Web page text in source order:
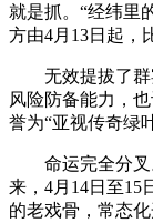
就是抓。“经纬里
方由4月13日起，
无效提拔了群
风险防备能力，
誉为“亚视传奇绿
命运完全分叉
来，4月14日至15
的老戏骨，常态